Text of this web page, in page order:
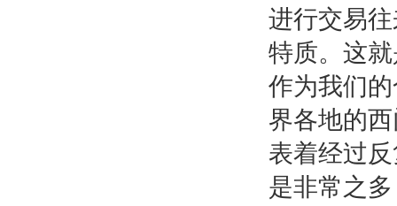
进行交易
特质。这
作为我们
界各地的
表着经过
是非常之